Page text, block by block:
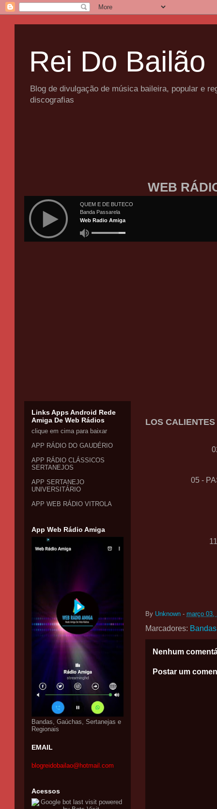
Rei Do Bailão
Blog de divulgação de música baileira, popular e
discografias
WEB
LOS
05 -
By Unknown - março 03,
Marcadores: Bandas
Nenhum
Postar um
Links Apps Android Rede
Amiga De Web Rádios
clique em cima para baixar
APP RÁDIO DO GAUDÉRIO
APP RÁDIO CLÁSSICOS
SERTANEJOS
APP SERTANEJO
UNIVERSITÁRIO
APP WEB RÁDIO VITROLA
App Web Rádio Amiga
Bandas, Gaúchas, Sertanejas e
Regionais
EMAIL
blogreidobailao@hotmail.com
Acessos